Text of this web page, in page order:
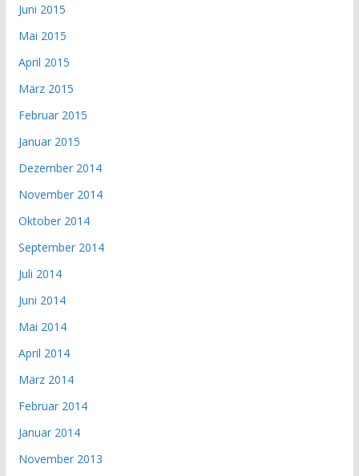
Juni 2015
Mai 2015
April 2015
März 2015
Februar 2015
Januar 2015
Dezember 2014
November 2014
Oktober 2014
September 2014
Juli 2014
Juni 2014
Mai 2014
April 2014
März 2014
Februar 2014
Januar 2014
November 2013